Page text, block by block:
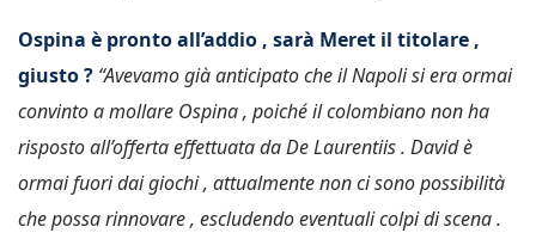
Ospina è pronto all’addio , sarà Meret il titolare ,
giusto ? “Avevamo già anticipato che il Napoli si era ormai
convinto a mollare Ospina , poiché il colombiano non ha
risposto all’offerta effettuata da De Laurentiis . David è
ormai fuori dai giochi , attualmente non ci sono possibilità
che possa rinnovare , escludendo eventuali colpi di scena .